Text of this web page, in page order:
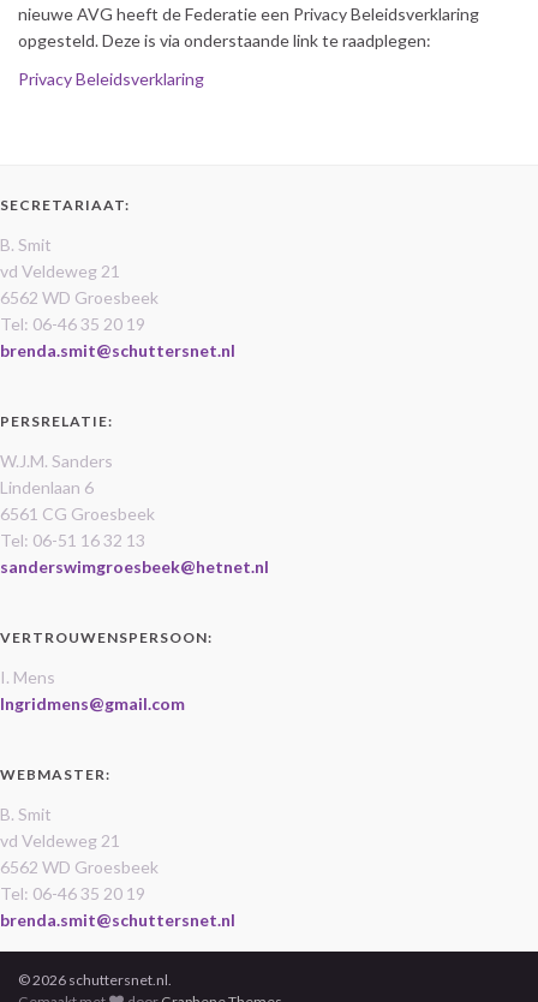
nieuwe AVG heeft de Federatie een Privacy Beleidsverklaring
opgesteld. Deze is via onderstaande link te raadplegen:
Privacy Beleidsverklaring
SECRETARIAAT:
B. Smit
vd Veldeweg 21
6562 WD Groesbeek
Tel: 06-46 35 20 19
brenda.smit@schuttersnet.nl
PERSRELATIE:
W.J.M. Sanders
Lindenlaan 6
6561 CG Groesbeek
Tel: 06-51 16 32 13
sanderswimgroesbeek@hetnet.nl
VERTROUWENSPERSOON:
I. Mens
Ingridmens@gmail.com
WEBMASTER:
B. Smit
vd Veldeweg 21
6562 WD Groesbeek
Tel: 06-46 35 20 19
brenda.smit@schuttersnet.nl
© 2026 schuttersnet.nl.